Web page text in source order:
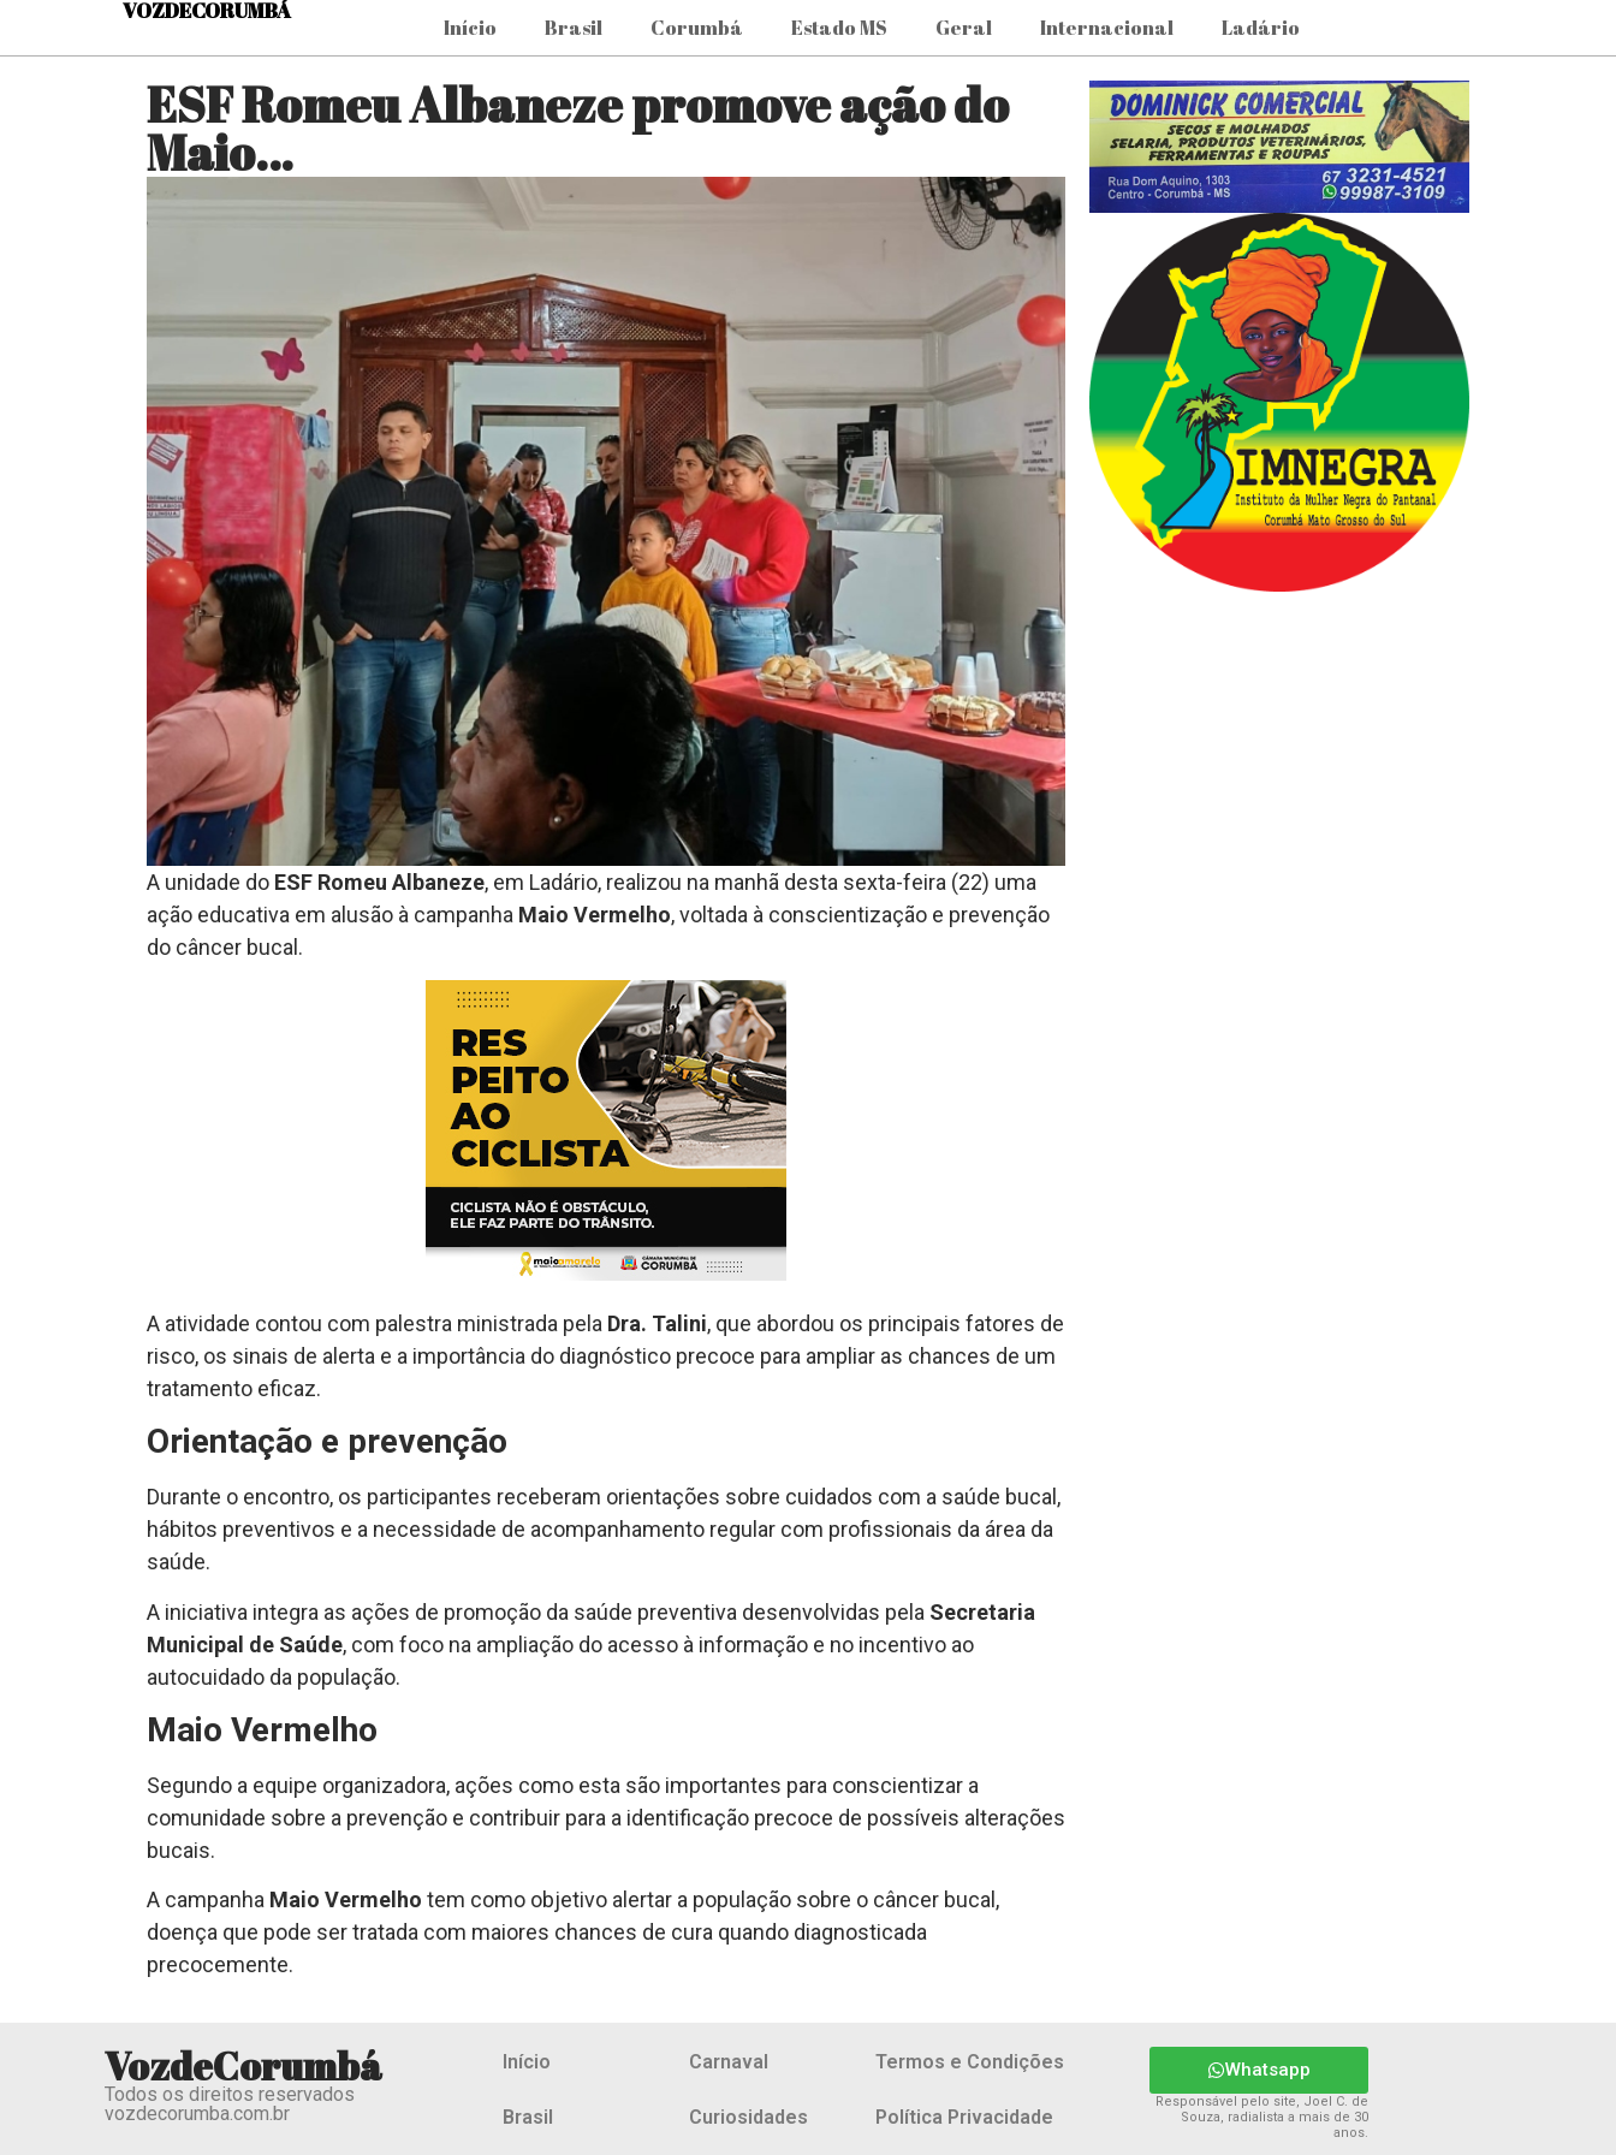
VOZDECORUMBÁ
Início Brasil Corumbá Estado MS Geral Internacional Ladário
ESF Romeu Albaneze promove ação do
Maio…
A unidade do ESF Romeu Albaneze, em Ladário, realizou na manhã desta sexta-feira (22) uma
ação educativa em alusão à campanha Maio Vermelho, voltada à conscientização e prevenção
do câncer bucal.
A atividade contou com palestra ministrada pela Dra. Talini, que abordou os principais fatores de
risco, os sinais de alerta e a importância do diagnóstico precoce para ampliar as chances de um
tratamento eficaz.
Orientação e prevenção
Durante o encontro, os participantes receberam orientações sobre cuidados com a saúde bucal,
hábitos preventivos e a necessidade de acompanhamento regular com profissionais da área da
saúde.
A iniciativa integra as ações de promoção da saúde preventiva desenvolvidas pela Secretaria
Municipal de Saúde, com foco na ampliação do acesso à informação e no incentivo ao
autocuidado da população.
Maio Vermelho
Segundo a equipe organizadora, ações como esta são importantes para conscientizar a
comunidade sobre a prevenção e contribuir para a identificação precoce de possíveis alterações
bucais.
A campanha Maio Vermelho tem como objetivo alertar a população sobre o câncer bucal,
doença que pode ser tratada com maiores chances de cura quando diagnosticada
precocemente.
VozdeCorumbá
Todos os direitos reservados
vozdecorumba.com.br
Início
Brasil
Carnaval
Curiosidades
Termos e Condições
Política Privacidade
Whatsapp
Responsável pelo site, Joel C. de
Souza, radialista a mais de 30
anos.